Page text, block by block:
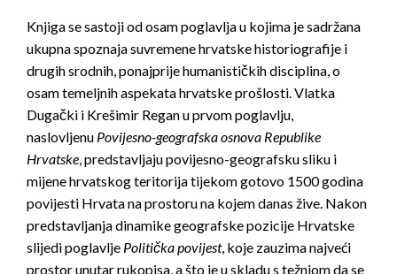
Knjiga se sastoji od osam poglavlja u kojima je sadržana
ukupna spoznaja suvremene hrvatske historiografije i
drugih srodnih, ponajprije humanističkih disciplina, o
osam temeljnih aspekata hrvatske prošlosti. Vlatka
Dugački i Krešimir Regan u prvom poglavlju,
naslovljenu Povijesno-geografska osnova Republike
Hrvatske, predstavljaju povijesno-geografsku sliku i
mijene hrvatskog teritorija tijekom gotovo 1500 godina
povijesti Hrvata na prostoru na kojem danas žive. Nakon
predstavljanja dinamike geografske pozicije Hrvatske
slijedi poglavlje Politička povijest, koje zauzima najveći
prostor unutar rukopisa, a što je u skladu s težnjom da se